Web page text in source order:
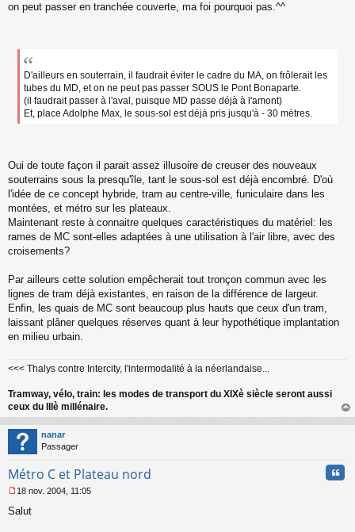
on peut passer en tranchée couverte, ma foi pourquoi pas.^^
D'ailleurs en souterrain, il faudrait éviter le cadre du MA, on frôlerait les
tubes du MD, et on ne peut pas passer SOUS le Pont Bonaparte.
(il faudrait passer à l'aval, puisque MD passe déjà à l'amont)
Et, place Adolphe Max, le sous-sol est déjà pris jusqu'à - 30 mètres.
Oui de toute façon il parait assez illusoire de creuser des nouveaux
souterrains sous la presqu'île, tant le sous-sol est déjà encombré. D'où
l'idée de ce concept hybride, tram au centre-ville, funiculaire dans les
montées, et métro sur les plateaux.
Maintenant reste à connaitre quelques caractéristiques du matériel: les
rames de MC sont-elles adaptées à une utilisation à l'air libre, avec des
croisements?
Par ailleurs cette solution empêcherait tout tronçon commun avec les
lignes de tram déjà existantes, en raison de la différence de largeur.
Enfin, les quais de MC sont beaucoup plus hauts que ceux d'un tram,
laissant plâner quelques réserves quant à leur hypothétique implantation
en milieu urbain.
<<< Thalys contre Intercity, l'intermodalité à la néerlandaise...
Tramway, vélo, train: les modes de transport du XIXè siècle seront aussi
ceux du IIIè millénaire.
au
nanar
Passager
Métro C et Plateau nord
e
18 nov. 2004, 11:05
Salut